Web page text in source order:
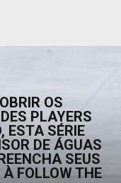
OS
PLAYERS
ESTA SÉRIE
DE ÁGUAS
SEUS
FOLLOW THE